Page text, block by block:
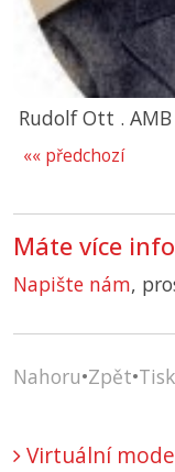
Rudolf Ott .
«« předchozí
Máte více
Napište nám,
Nahoru•Zpět•Tisk
Virtuální